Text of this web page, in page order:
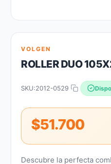
VOLGEN
ROLLER DUO
SKU:2012-0529
$51.700
Descubre la perfecta